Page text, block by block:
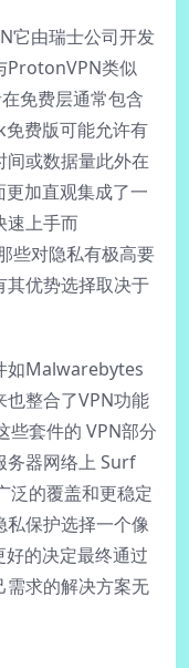
它由瑞士公司开发
ProtonVPN类似
免费层通常包含
费版可能允许有
间或数据量此外在
加直观集成了一
速上手而
些对隐私有极高要
其优势选择取决于
如Malwarebytes
整合了VPN功能
些套件的 VPN部分
务器网络上 Surf
泛的覆盖和更稳定
私保护选择一个像
的决定最终通过
需求的解决方案无